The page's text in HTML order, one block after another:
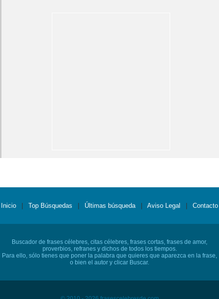
Inicio Top Búsquedas Últimas búsqueda Aviso Legal Contacto
Buscador de frases célebres, citas célebres, frases cortas, frases de amor,
proverbios, refranes y dichos de todos los tiempos.
Para ello, sólo tienes que poner la palabra que quieres que aparezca en la frase,
o bien el autor y clicar Buscar.